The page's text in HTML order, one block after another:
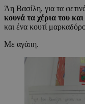
Άη Βασίλη, για τα
κουνά τα χέρια του και
και ένα κουτί
Με αγάπη.